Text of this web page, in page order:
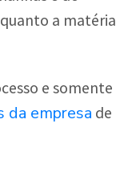
a matéria
e somente
da empresa de